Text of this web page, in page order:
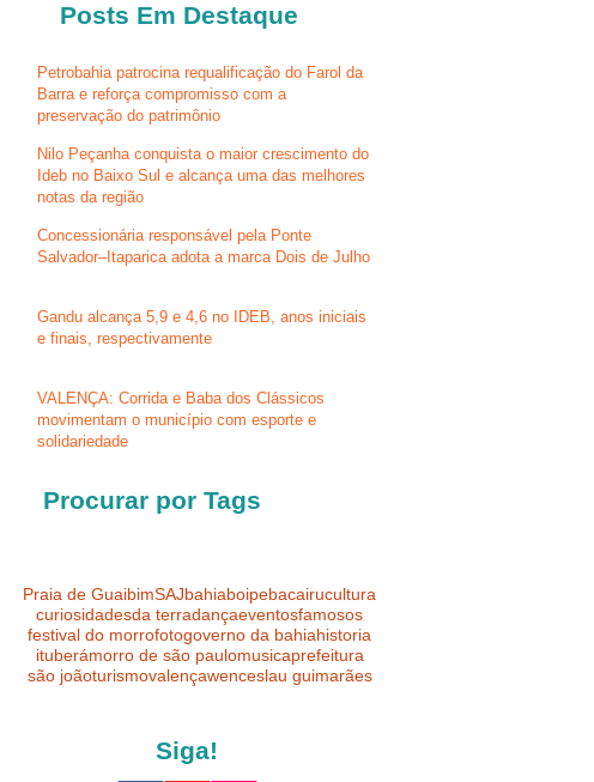
Posts Em Destaque
Petrobahia patrocina requalificação do Farol da
Barra e reforça compromisso com a
preservação do patrimônio
Nilo Peçanha conquista o maior crescimento do
Ideb no Baixo Sul e alcança uma das melhores
notas da região
Concessionária responsável pela Ponte
Salvador–Itaparica adota a marca Dois de Julho
Gandu alcança 5,9 e 4,6 no IDEB, anos iniciais
e finais, respectivamente
VALENÇA: Corrida e Baba dos Clássicos
movimentam o município com esporte e
solidariedade
Procurar por Tags
Praia de GuaibimSAJbahiaboipebacairucultura
curiosidadesda terradançaeventosfamosos
festival do morrofotogoverno da bahiahistoria
ituberámorro de são paulomusicaprefeitura
são joãoturismovalençawenceslau guimarães
Siga!